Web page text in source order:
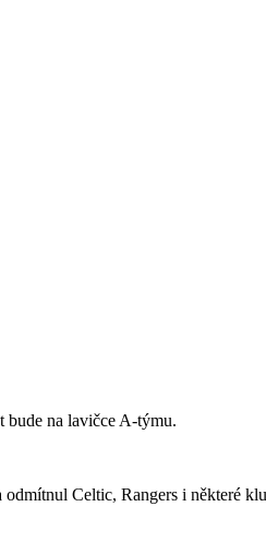
bude na lavičce A-týmu.
Celtic, Rangers i některé